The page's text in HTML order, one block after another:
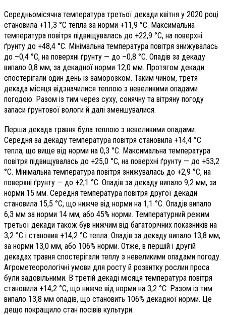
Середньомісячна температура третьої декади квітня у 2020 році
становила +11,3 °С тепла за норми +11,9 °С. Максимальна
температура повітря підвищувалась до +22,9 °С, на поверхні
ґрунту до +48,4 °С. Мінімальна температура повітря знижувалась
до –0,4 °С, на поверхні ґрунту — до –0,8 °С. Опадів за декаду
випало 0,8 мм, за декадної норми 12,0 мм. Протягом декади
спостерігали один день із заморозком. Таким чином, третя
декада місяця відзначилися теплою з невеликими опадами
погодою. Разом із тим через суху, сонячну та вітряну погоду
запаси ґрунтової вологи й далі зменшувалися.
Перша декада травня була теплою з невеликими опадами.
Середня за декаду температура повітря становила +14,4 °С
тепла, що вище від норми на 0,3 °С. Максимальна температура
повітря підвищувалась до +25,0 °С, на поверхні ґрунту — до +53,2
°С. Мінімальна температура повітря знижувалась до +2,9 °С, на
поверхні ґрунту — до +2,1 °С. Опадів за декаду випало 9,2 мм, за
норми 15 мм. Середня температура повітря другої декади
становила 15,5 °С, що нижче від норми на 1,1 °С. Опадів випало
6,3 мм за норми 14 мм, або 45% норми. Температурний режим
третьої декади також був нижчим від багаторічних показників на
3,2 °С і становив +14,2 °С тепла. Опадів за декаду випало 13,8 мм,
за норми 13,0 мм, або 106% норми. Отже, в першій і другій
декадах травня спостерігали теплу з невеликими опадами погоду.
Агрометеорологічні умови для росту й розвитку рослин проса
були задовільними. В третій декаді місяця температура повітря
становила +14,2 °С, що нижче від норми на 3,2 °С. Разом із тим
випало 13,8 мм опадів, що становить 106% декадної норми. Це
дещо покращило стан посівів культури.